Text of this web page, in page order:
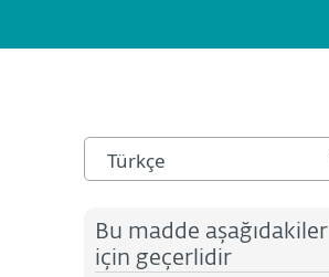
Türkçe
Bu madde aşağıdakiler
için geçerlidir